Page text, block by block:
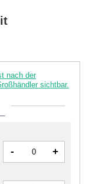
nach der
sichtbar.
- +